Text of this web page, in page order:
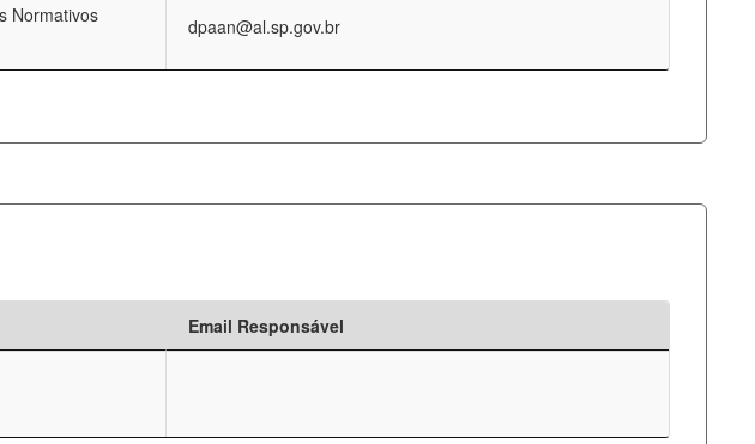
Normativos
dpaan@al.sp.gov.br
Email Responsável